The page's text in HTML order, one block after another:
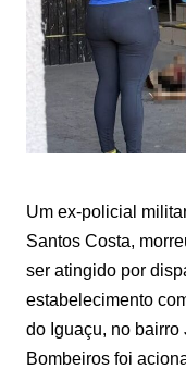
Um ex-policial
Santos Costa,
ser atingido por
estabelecimento
do Iguaçu, no bairro
Bombeiros foi